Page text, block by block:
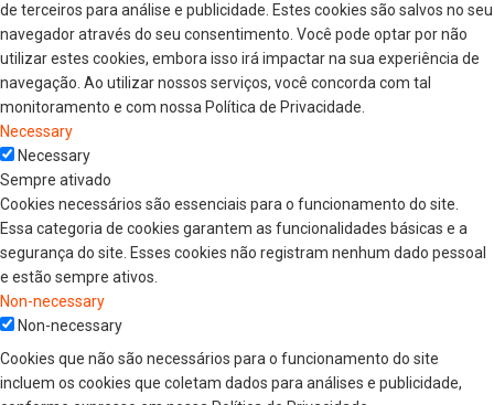
de terceiros para análise e publicidade. Estes cookies são salvos no seu
navegador através do seu consentimento. Você pode optar por não
utilizar estes cookies, embora isso irá impactar na sua experiência de
navegação. Ao utilizar nossos serviços, você concorda com tal
monitoramento e com nossa Política de Privacidade.
Necessary
Necessary
Sempre ativado
Cookies necessários são essenciais para o funcionamento do site.
Essa categoria de cookies garantem as funcionalidades básicas e a
segurança do site. Esses cookies não registram nenhum dado pessoal
e estão sempre ativos.
Non-necessary
Non-necessary
Cookies que não são necessários para o funcionamento do site
incluem os cookies que coletam dados para análises e publicidade,